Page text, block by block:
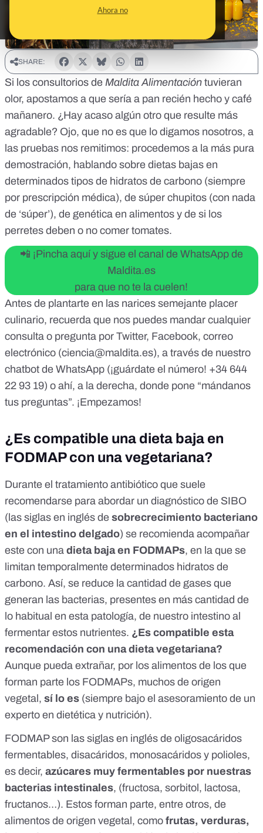
Ahora no
SHARE:
Si los consultorios de Maldita Alimentación tuvieran
olor, apostamos a que sería a pan recién hecho y café
mañanero. ¿Hay acaso algún otro que resulte más
agradable? Ojo, que no es que lo digamos nosotros, a
las pruebas nos remitimos: procedemos a la más pura
demostración, hablando sobre dietas bajas en
determinados tipos de hidratos de carbono (siempre
por prescripción médica), de súper chupitos (con nada
de ‘súper’), de genética en alimentos y de si los
perretes deben o no comer tomates.
📲 ¡Pincha aquí y sigue el canal de WhatsApp de
Maldita.es
para que no te la cuelen!
Antes de plantarte en las narices semejante placer
culinario, recuerda que nos puedes mandar cualquier
consulta o pregunta por Twitter, Facebook, correo
electrónico (ciencia@maldita.es), a través de nuestro
chatbot de WhatsApp (¡guárdate el número! +34 644
22 93 19) o ahí, a la derecha, donde pone “mándanos
tus preguntas”. ¡Empezamos!
¿Es compatible una dieta baja en
FODMAP con una vegetariana?
Durante el tratamiento antibiótico que suele
recomendarse para abordar un diagnóstico de SIBO
(las siglas en inglés de sobrecrecimiento bacteriano
en el intestino delgado) se recomienda acompañar
este con una dieta baja en FODMAPs, en la que se
limitan temporalmente determinados hidratos de
carbono. Así, se reduce la cantidad de gases que
generan las bacterias, presentes en más cantidad de
lo habitual en esta patología, de nuestro intestino al
fermentar estos nutrientes. ¿Es compatible esta
recomendación con una dieta vegetariana?
Aunque pueda extrañar, por los alimentos de los que
forman parte los FODMAPs, muchos de origen
vegetal, sí lo es (siempre bajo el asesoramiento de un
experto en dietética y nutrición).
FODMAP son las siglas en inglés de oligosacáridos
fermentables, disacáridos, monosacáridos y polioles,
es decir, azúcares muy fermentables por nuestras
bacterias intestinales, (fructosa, sorbitol, lactosa,
fructanos…). Estos forman parte, entre otros, de
alimentos de origen vegetal, como frutas, verduras,